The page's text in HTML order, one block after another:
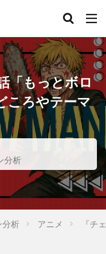
「もっとボロ
ころやテーマ
分析
分析 アニメ 『チ